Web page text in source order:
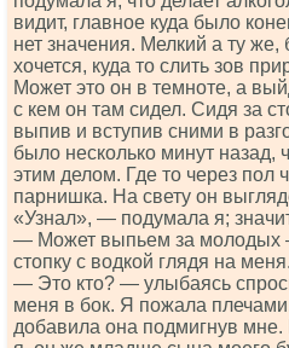
видит, главное куда было
нет значения. Мелкий а ту
хочется, куда то слить зов
Может это он в темноте, а
с кем он там сидел. Сидя за
выпив и вступив сними в
было несколько минут назад,
этим делом. Где то через пол
парнишка. На свету он
«Узнал», — подумала я;
— Может выпьем за молодых
стопку с водкой глядя на меня.
— Это кто? — улыбаясь
меня в бок. Я пожала
добавила она подмигнув